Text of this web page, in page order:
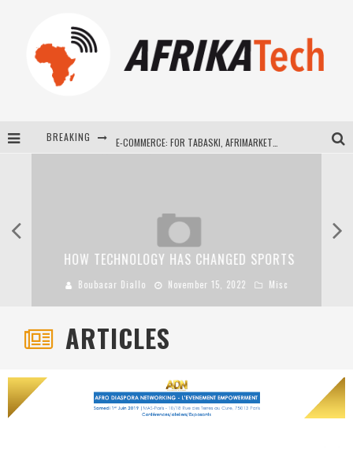
BREAKING
How Technology Has Changed Sports
HOW TECHNOLOGY HAS CHANGED SPORTS
Boubacar Diallo November 15, 2022 Misc
ARTICLES